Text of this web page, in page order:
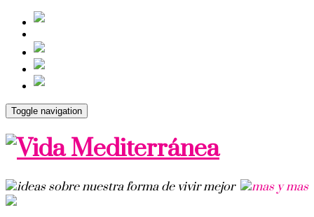
Toggle navigation